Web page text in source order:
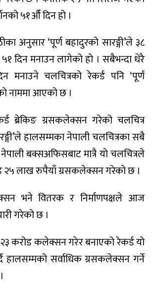
५१औँ दिन हो ।
अनुसार ‘पूर्ण बहादुरको सारङ्गी’ले ३८
दिन मनाउन लागेको हो । सबैभन्दा धेरै
चलचित्रको रेकर्ड पनि ‘पूर्ण
नाममा आएको छ ।
ब्रेकिङ ग्रसकलेक्सन गरेको चलचित्र
हालसम्मका नेपाली चलचित्रका सबै
बक्सअफिसबाट मात्रै यो चलचित्रले
२५ लाख रुपैयाँ ग्रसकलेक्सन गरेको छ ।
भने वितरक र निर्माणपक्षले आज
गरेको छ ।
२३ करोड कलेक्सन गरेर बनाएको रेकर्ड यो
हालसम्मको सर्वाधिक ग्रसकलेक्सन गर्ने